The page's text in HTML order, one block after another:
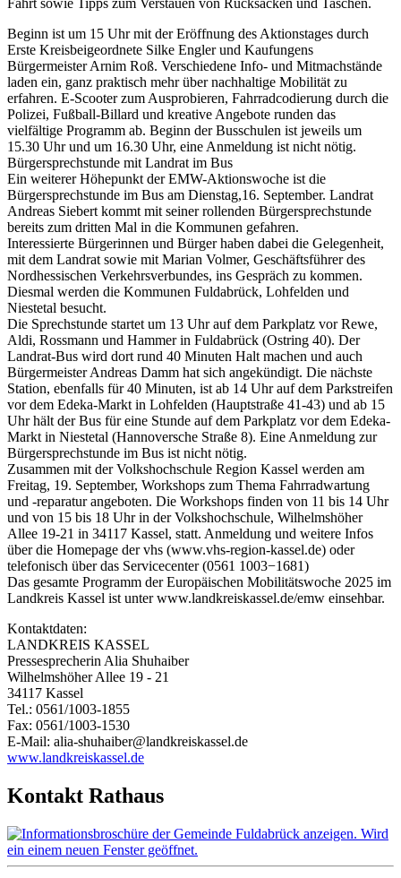
Fahrt sowie Tipps zum Verstauen von Rucksäcken und Taschen.
Beginn ist um 15 Uhr mit der Eröffnung des Aktionstages durch
Erste Kreisbeigeordnete Silke Engler und Kaufungens
Bürgermeister Arnim Roß. Verschiedene Info‐ und Mitmachstände
laden ein, ganz praktisch mehr über nachhaltige Mobilität zu
erfahren. E‐Scooter zum Ausprobieren, Fahrradcodierung durch die
Polizei, Fußball-Billard und kreative Angebote runden das
vielfältige Programm ab. Beginn der Busschulen ist jeweils um
15.30 Uhr und um 16.30 Uhr, eine Anmeldung ist nicht nötig.
Bürgersprechstunde mit Landrat im Bus
Ein weiterer Höhepunkt der EMW-Aktionswoche ist die
Bürgersprechstunde im Bus am Dienstag,16. September. Landrat
Andreas Siebert kommt mit seiner rollenden Bürgersprechstunde
bereits zum dritten Mal in die Kommunen gefahren.
Interessierte Bürgerinnen und Bürger haben dabei die Gelegenheit,
mit dem Landrat sowie mit Marian Volmer, Geschäftsführer des
Nordhessischen Verkehrsverbundes, ins Gespräch zu kommen.
Diesmal werden die Kommunen Fuldabrück, Lohfelden und
Niestetal besucht.
Die Sprechstunde startet um 13 Uhr auf dem Parkplatz vor Rewe,
Aldi, Rossmann und Hammer in Fuldabrück (Ostring 40). Der
Landrat‐Bus wird dort rund 40 Minuten Halt machen und auch
Bürgermeister Andreas Damm hat sich angekündigt. Die nächste
Station, ebenfalls für 40 Minuten, ist ab 14 Uhr auf dem Parkstreifen
vor dem Edeka-Markt in Lohfelden (Hauptstraße 41-43) und ab 15
Uhr hält der Bus für eine Stunde auf dem Parkplatz vor dem Edeka-
Markt in Niestetal (Hannoversche Straße 8). Eine Anmeldung zur
Bürgersprechstunde im Bus ist nicht nötig.
Zusammen mit der Volkshochschule Region Kassel werden am
Freitag, 19. September, Workshops zum Thema Fahrradwartung
und -reparatur angeboten. Die Workshops finden von 11 bis 14 Uhr
und von 15 bis 18 Uhr in der Volkshochschule, Wilhelmshöher
Allee 19-21 in 34117 Kassel, statt. Anmeldung und weitere Infos
über die Homepage der vhs (www.vhs‐region‐kassel.de) oder
telefonisch über das Servicecenter (0561 1003−1681)
Das gesamte Programm der Europäischen Mobilitätswoche 2025 im
Landkreis Kassel ist unter www.landkreiskassel.de/emw einsehbar.
Kontaktdaten:
LANDKREIS KASSEL
Pressesprecherin Alia Shuhaiber
Wilhelmshöher Allee 19 - 21
34117 Kassel
Tel.: 0561/1003-1855
Fax: 0561/1003-1530
E-Mail: alia-shuhaiber@landkreiskassel.de
www.landkreiskassel.de
Kontakt Rathaus